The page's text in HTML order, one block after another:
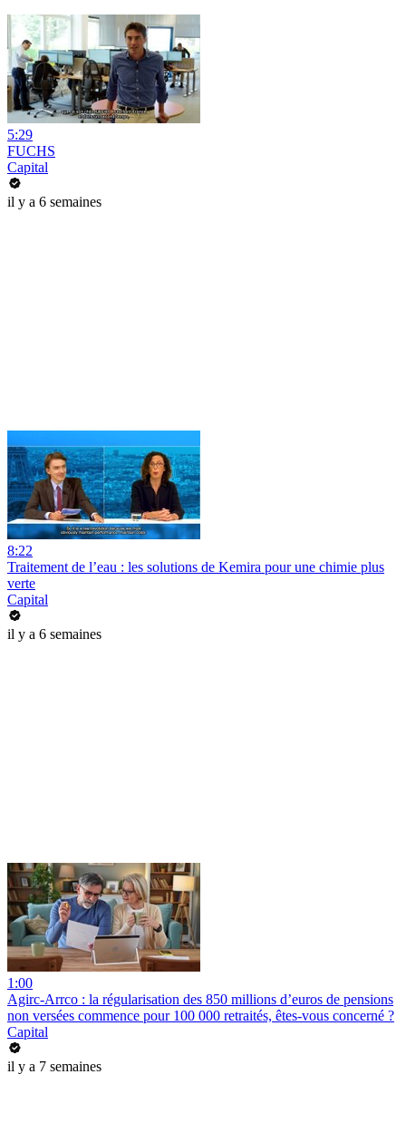
5:29
FUCHS
Capital
il y a 6 semaines
8:22
Traitement de l’eau : les solutions de Kemira pour une chimie plus
verte
Capital
il y a 6 semaines
1:00
Agirc-Arrco : la régularisation des 850 millions d’euros de pensions
non versées commence pour 100 000 retraités, êtes-vous concerné ?
Capital
il y a 7 semaines